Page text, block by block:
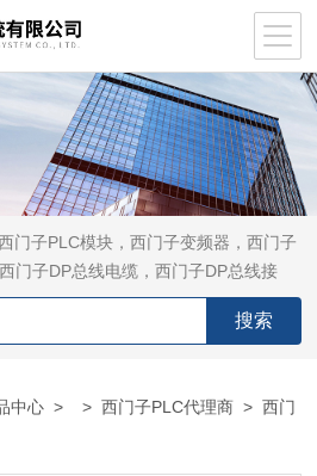
门子PLC模块，西门子变频器，西门子
门子DP总线电缆，西门子DP总线接
子数控系统及停产备件
中心 > >西门子PLC代理商 > 西门